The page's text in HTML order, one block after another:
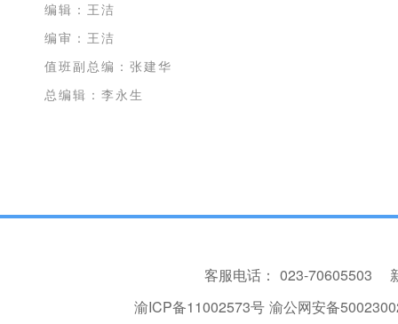
编辑：王洁
编审：王洁
值班副总编：张建华
总编辑：李永生
客服电话： 023-70605503
渝ICP备11002573号 渝公网安备